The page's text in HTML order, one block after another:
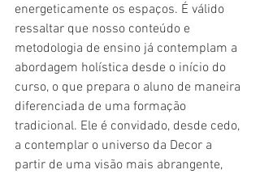
energeticamente os espaços. É válido
ressaltar que nosso conteúdo e
metodologia de ensino já contemplam a
abordagem holística desde o início do
curso, o que prepara o aluno de maneira
diferenciada de uma formação
tradicional. Ele é convidado, desde cedo,
a contemplar o universo da Decor a
partir de uma visão mais abrangente,